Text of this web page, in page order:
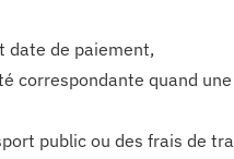
date de paiement,
correspondante quand
public ou des frais de